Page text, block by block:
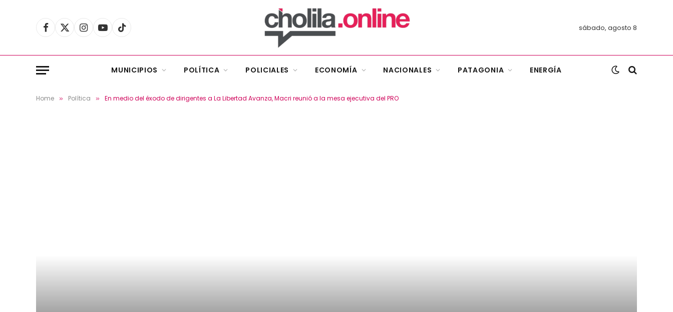
Facebook
X
Instagram
YouTubeTikTok sábado, agosto 8
MUNICIPIOS POLÍTICA POLICIALES ECONOMÍA NACIONALES PATAGONIA ENERGÍA
Home » Política » En medio del éxodo de dirigentes a La Libertad Avanza, Macri reunió a la mesa ejecutiva del PRO